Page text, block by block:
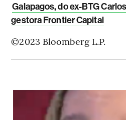
Galapagos, do ex-BTG
gestora Frontier Capital
©2023 Bloomberg L.P.